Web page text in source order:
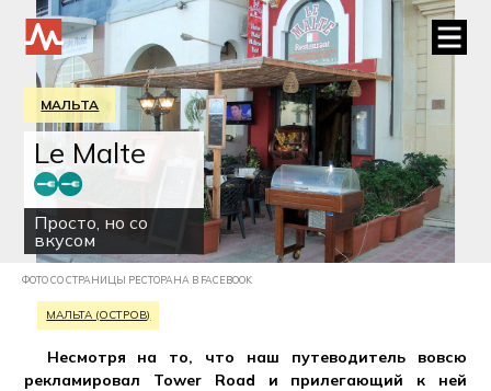
МАЛЬТА
Le Malte
Просто, но со
вкусом
ФОТО СО СТРАНИЦЫ РЕСТОРАНА В FACEBOOK
МАЛЬТА (ОСТРОВ)
Несмотря на то, что наш путеводитель вовсю
рекламировал Tower Road и прилегающий к ней